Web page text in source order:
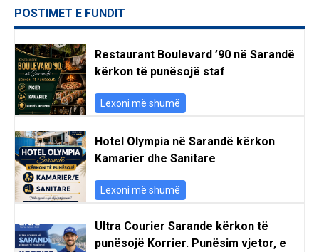
POSTIMET E FUNDIT
Restaurant Boulevard ’90 në Sarandë
kërkon të punësojë staf
Lexoni më shumë
Hotel Olympia në Sarandë kërkon
Kamarier dhe Sanitare
Lexoni më shumë
Ultra Courier Sarande kërkon të
punësojë Korrier. Punësim vjetor, e